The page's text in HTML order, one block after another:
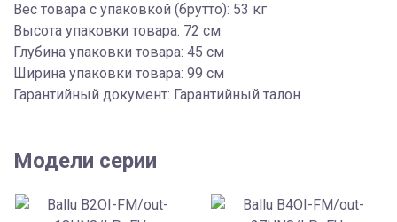
Вес товара с упаковкой (брутто): 53 кг
Высота упаковки товара: 72 см
Глубина упаковки товара: 45 см
Ширина упаковки товара: 99 см
Гарантийный документ: Гарантийный талон
Модели серии